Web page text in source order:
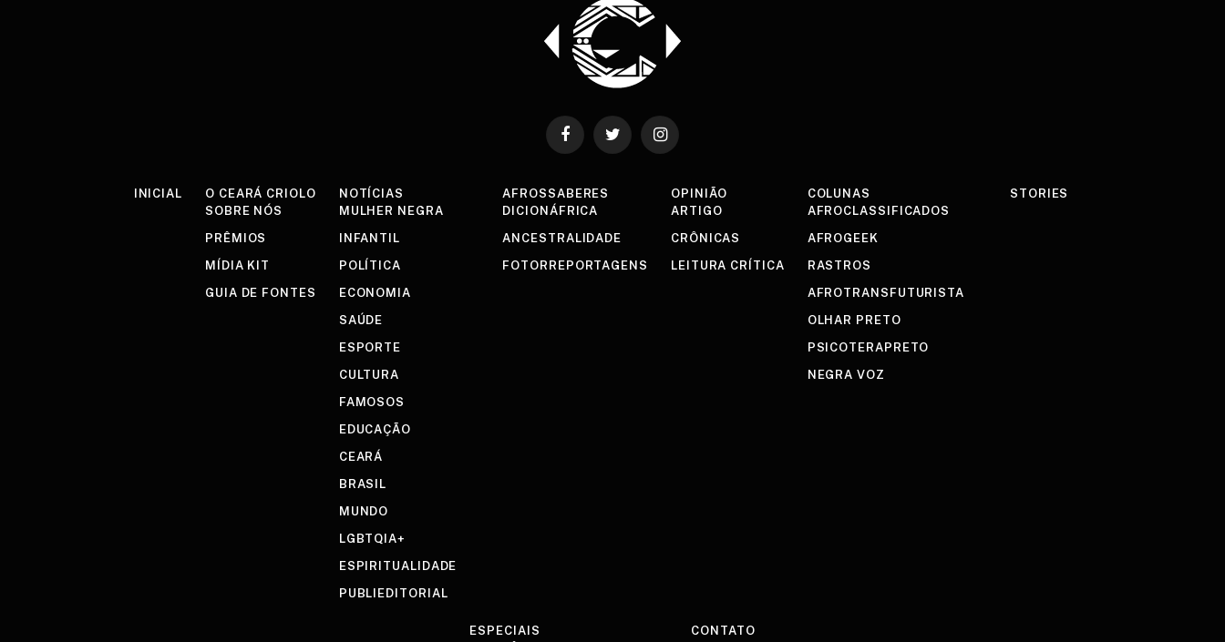
FacebookTwitter Instagram
INICIAL
O CEARÁ CRIOLO
SOBRE NÓS
PRÊMIOS
MÍDIA KIT
GUIA DE FONTES
NOTÍCIAS
MULHER NEGRA
INFANTIL
POLÍTICA
ECONOMIA
SAÚDE
ESPORTE
CULTURA
FAMOSOS
EDUCAÇÃO
CEARÁ
BRASIL
MUNDO
LGBTQIA+
ESPIRITUALIDADE
PUBLIEDITORIAL
AFROSSABERES
DICIONÁFRICA
ANCESTRALIDADE
FOTORREPORTAGENS
OPINIÃO
ARTIGO
CRÔNICAS
LEITURA CRÍTICA
COLUNAS
AFROCLASSIFICADOS
AFROGEEK
RASTROS
AFROTRANSFUTURISTA
OLHAR PRETO
PSICOTERAPRETO
NEGRA VOZ
STORIES
ESPECIAIS
CONTATO